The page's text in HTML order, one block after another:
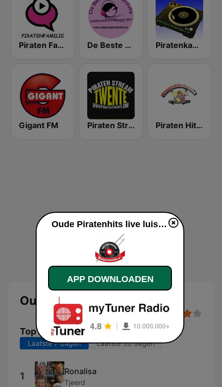
Piraten Familie De Beste Piratenhits Piratenkanjers
Gigant FM Piraten Stream Twente Piraten Hits Twente
Oude Piratenhits
Top nummers
Laatste 7 dagen Laatste 30 dagen
1 Ronalisa
Tjeerd
Oude Piratenhits live luisteren
APP DOWNLOADEN